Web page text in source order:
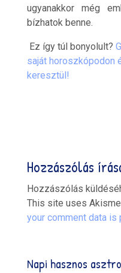
ugyanakkor még
bízhatok benne.
Ez így túl bonyolult?
saját horoszkópodon
keresztül!
Hozzászólás
Hozzászólás
This site uses
your comment data is
Napi hasznos